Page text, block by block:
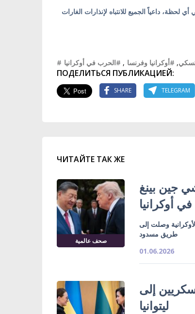
داعياً الجميع للانتباه لإنذارات الغارات
, #أوكرانيا وفرنسا , #الحرب في أوكرانيا
ПОДЕЛИТЬСЯ ПУБЛИКАЦИЕЙ:
SHARE TELEGRAM
ЧИТАЙТЕ ТАК ЖЕ
صحف عالمية
جين بينغ
أوكرانيا
وصلت إلى
طريق مسدود
01.06.2026
إلى
ليتوانيا